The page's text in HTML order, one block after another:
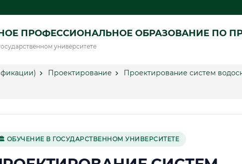
ПРОФЕССИОНАЛЬНОЕ ОБРАЗОВАНИЕ ПО
университете
Проектирование
Проектирование систем
ОБУЧЕНИЕ В ГОСУДАРСТВЕННОМ УНИВЕРСИТЕТЕ